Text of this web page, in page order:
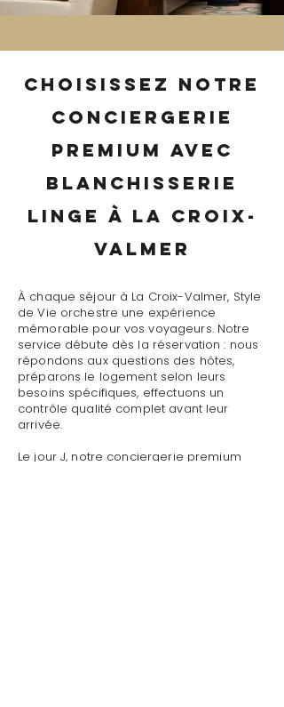
Choisissez notre
conciergerie
premium avec
blanchisserie
linge à La Croix-
Valmer
À chaque séjour à La Croix-Valmer, Style
de Vie orchestre une expérience
mémorable pour vos voyageurs. Notre
service débute dès la réservation : nous
répondons aux questions des hôtes,
préparons le logement selon leurs
besoins spécifiques, effectuons un
contrôle qualité complet avant leur
arrivée.
Le jour J, notre conciergerie premium